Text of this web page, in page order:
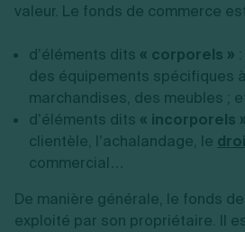
valeur. Le fonds de commerce
d’éléments dits « corporels »
des équipements spécifiques
marchandises, des meubles ;
d’éléments dits « incorporels
clientèle, l’achalandage, le
commercial…
De manière générale, le fonds
exploité par son propriétaire. Il